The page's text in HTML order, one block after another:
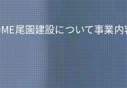
尾園建設について事業内